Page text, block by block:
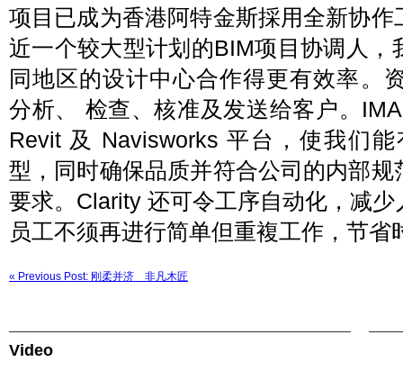
项目已成为香港阿特金斯採用全新协
近一个较大型计划的BIM项目协调人
同地区的设计中心合作得更有效率。
分析、 检查、核准及发送给客户。
Revit 及 Navisworks 平台，使我们
型，同时确保品质并符合公司的内部
要求。Clarity 还可令工序自动化，减
员工不须再进行简单但重複工作，节省
« Previous Post: 刚柔并济 非凡木匠
Video